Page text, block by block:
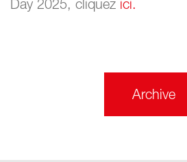
Day 2025, cliquez ici.
Archive